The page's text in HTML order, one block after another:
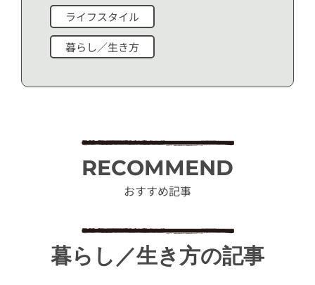
ライフスタイル
暮らし／生き方
RECOMMEND
おすすめ記事
暮らし／生き方の記事